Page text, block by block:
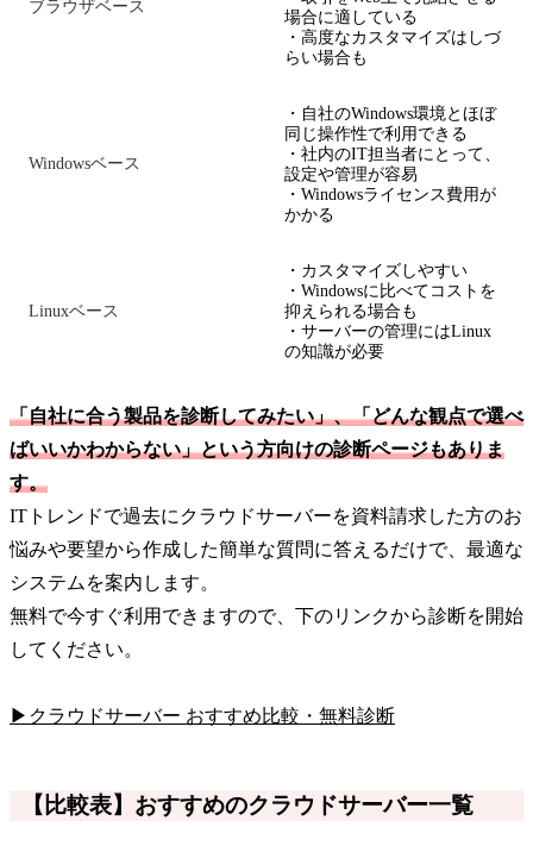
ブラウザベース
場合に適している
・高度なカスタマイズはしづ
らい場合も
Windowsベース
・自社のWindows環境とほぼ
同じ操作性で利用できる
・社内のIT担当者にとって、
設定や管理が容易
・Windowsライセンス費用が
かかる
Linuxベース
・カスタマイズしやすい
・Windowsに比べてコストを
抑えられる場合も
・サーバーの管理にはLinux
の知識が必要
「自社に合う製品を診断してみたい」、「どんな観点で選べ
ばいいかわからない」という方向けの診断ページもありま
す。
ITトレンドで過去にクラウドサーバーを資料請求した方のお
悩みや要望から作成した簡単な質問に答えるだけで、最適な
システムを案内します。
無料で今すぐ利用できますので、下のリンクから診断を開始
してください。
▶クラウドサーバー おすすめ比較・無料診断
【比較表】おすすめのクラウドサーバー一覧